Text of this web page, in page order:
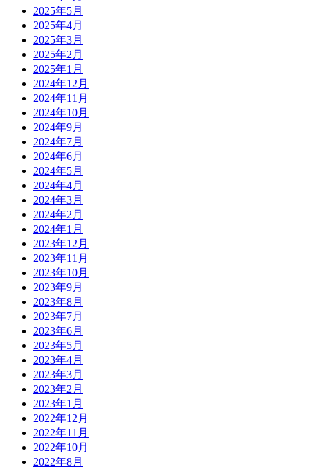
2025年5月
2025年4月
2025年3月
2025年2月
2025年1月
2024年12月
2024年11月
2024年10月
2024年9月
2024年7月
2024年6月
2024年5月
2024年4月
2024年3月
2024年2月
2024年1月
2023年12月
2023年11月
2023年10月
2023年9月
2023年8月
2023年7月
2023年6月
2023年5月
2023年4月
2023年3月
2023年2月
2023年1月
2022年12月
2022年11月
2022年10月
2022年8月